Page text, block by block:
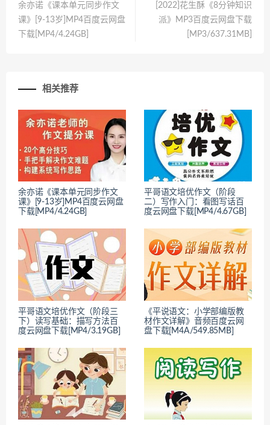
余亦诺《课本单元同步作文
课》[9-13岁]MP4百度云网盘
下载[MP4/4.24GB]
[2022]花生酥《8分钟知识
派》MP3百度云网盘下载
[MP3/637.31MB]
相关推荐
余亦诺《课本单元同步作文
课》[9-13岁]MP4百度云网盘
下载[MP4/4.24GB]
平哥语文培优作文（阶段
二）写作入门：看图写话百
度云网盘下载[MP4/4.67GB]
平哥语文培优作文（阶段三
下）读写基础：描写方法百
度云网盘下载[MP4/3.19GB]
《平说语文：小学部编版教
材作文详解》音频百度云网
盘下载[M4A/549.85MB]